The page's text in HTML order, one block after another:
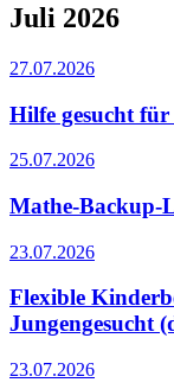
Juli 2026
27.07.2026
Hilfe gesucht
25.07.2026
Mathe-Backup-
23.07.2026
Flexible
Jungengesucht
23.07.2026